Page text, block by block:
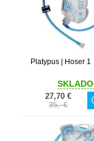
Platypus | Hoser 1
27,70 €
35,- €